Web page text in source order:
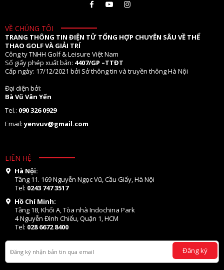
VỀ CHÚNG TÔI
TRANG THÔNG TIN ĐIỆN TỬ TỔNG HỢP CHUYÊN SÂU VỀ THỂ
THAO GOLF VÀ GIẢI TRÍ
Công ty TNHH Golf & Leisure Việt Nam
Số giấy phép xuất bản: 4407/GP –TTĐT
Cấp ngày: 17/12/2021 bởi Sở thông tin và truyền thông Hà Nội
Đại diện bởi:
Bà Vũ Vân Yến
Tel.: 090 326 0929
Email:yenvuv@gmail.com
LIÊN HỆ
Hà Nội:
Tầng 11. 169 Nguyễn Ngọc Vũ, Cầu Giấy, Hà Nội
Tel: 0243 747 3517
Hồ Chí Minh:
Tầng 18, Khối A, Tòa nhà Indochina Park
4 Nguyễn Đình Chiểu, Quận 1, HCM
Tel: 028 6672 8400
Đăng ký